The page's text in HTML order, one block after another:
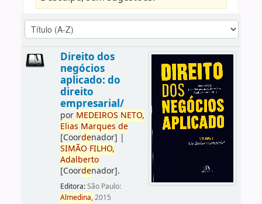
Direito dos
negócios
aplicado: do
direito
empresarial/
por MEDEIROS NETO,
Elias Marques de
[Coordenador] |
SIMÃO FILHO,
Adalberto
[Coordenador].
Editora:São Paulo:
Almedina,2015